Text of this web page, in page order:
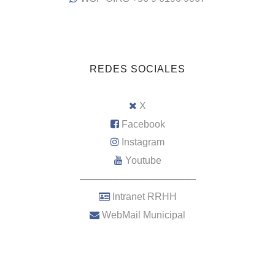
REDES SOCIALES
X
Facebook
Instagram
Youtube
–––––––––––––––––––––
Intranet RRHH
WebMail Municipal